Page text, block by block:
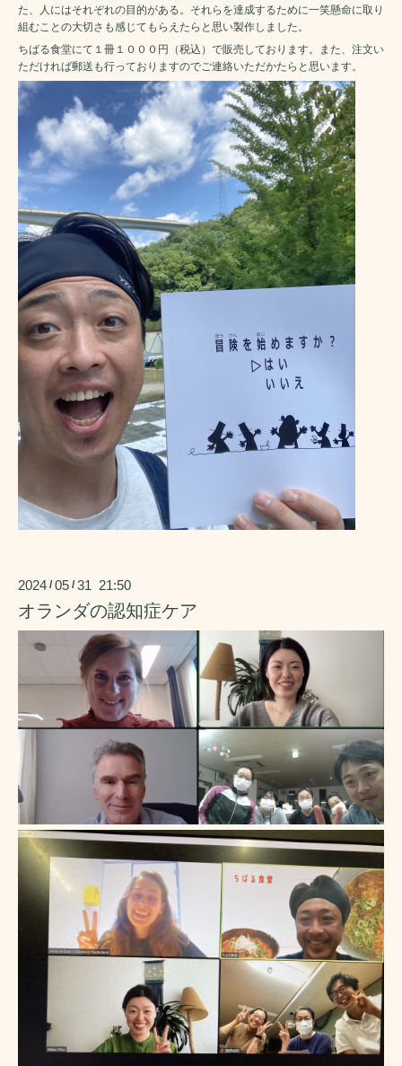
た、人にはそれぞれの目的がある。それらを達成するために一笑懸命に取り
組むことの大切さも感じてもらえたらと思い製作しました。
ちばる食堂にて１冊１０００円（税込）で販売しております。また、注文い
ただければ郵送も行っておりますのでご連絡いただかたらと思います。
2024 /05 /31 21:50
オランダの認知症ケア